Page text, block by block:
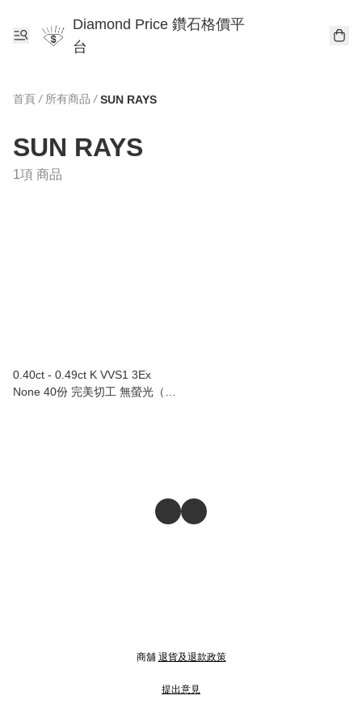
Diamond Price 鑽石格價平
台
首頁 / 所有商品 / SUN RAYS
SUN RAYS
1項 商品
0.40ct - 0.49ct K VVS1 3Ex
None 40份 完美切工 無螢光（附
商舖 退貨及退款政策
提出意見